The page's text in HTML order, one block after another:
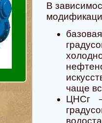
В
чаще
ЦНСг